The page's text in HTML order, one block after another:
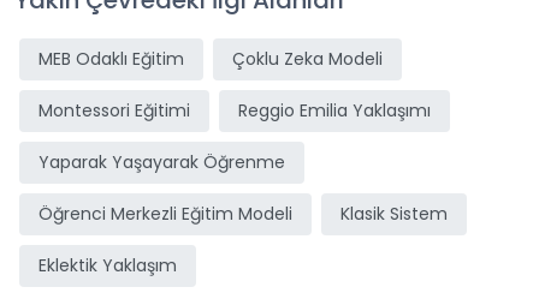
MEB Odaklı Eğitim Çoklu Zeka Modeli
Montessori Eğitimi Reggio Emilia Yaklaşımı
Yaparak Yaşayarak Öğrenme
Öğrenci Merkezli Eğitim Modeli Klasik Sistem
Eklektik Yaklaşım